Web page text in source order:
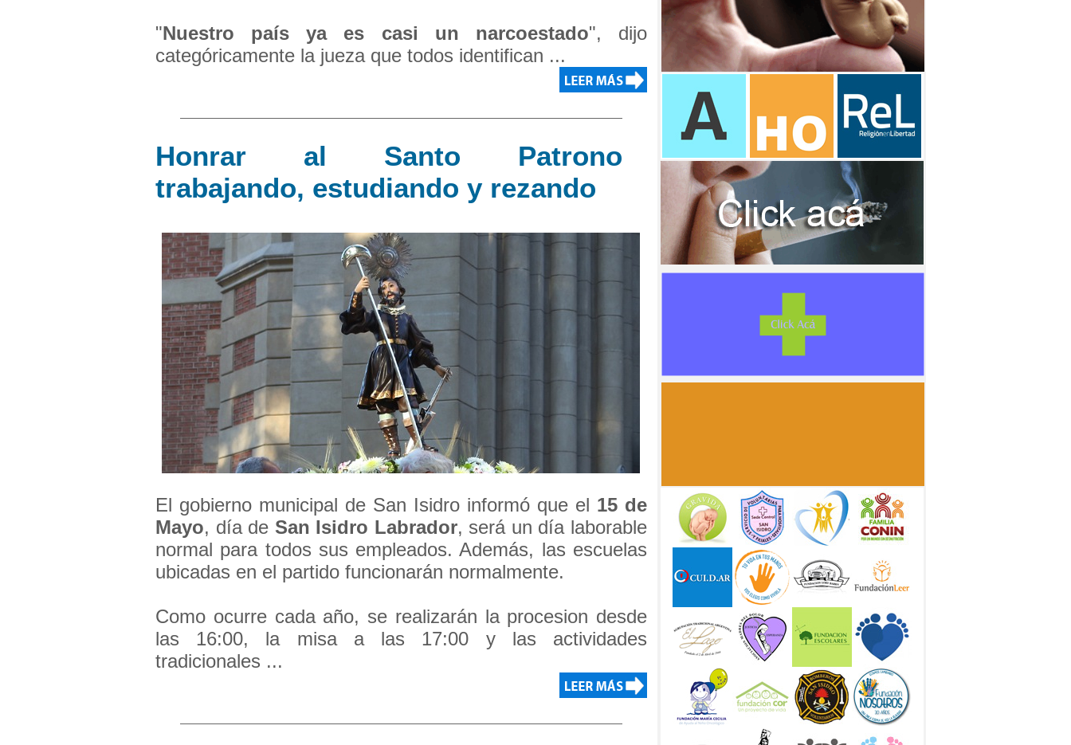
"Nuestro país ya es casi un narcoestado", dijo
categóricamente la jueza que todos identifican ...
Honrar al Santo Patrono
trabajando, estudiando y rezando
El gobierno municipal de San Isidro informó que el 15 de
Mayo, día de San Isidro Labrador, será un día laborable
normal para todos sus empleados. Además, las escuelas
ubicadas en el partido funcionarán normalmente.
Como ocurre cada año, se realizarán la procesion desde
las 16:00, la misa a las 17:00 y las actividades
tradicionales ...